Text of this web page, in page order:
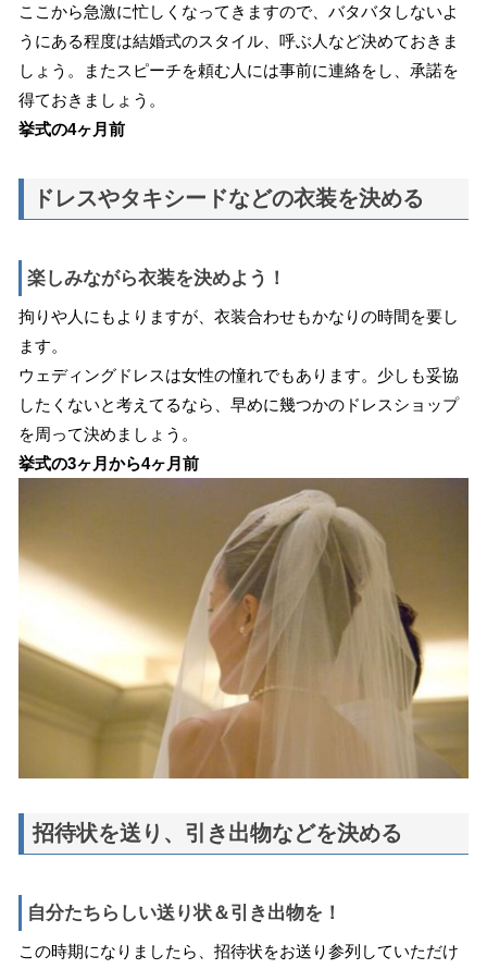
ここから急激に忙しくなってきますので、バタバタしないよ
うにある程度は結婚式のスタイル、呼ぶ人など決めておきま
しょう。またスピーチを頼む人には事前に連絡をし、承諾を
得ておきましょう。
挙式の4ヶ月前
ドレスやタキシードなどの衣装を決める
楽しみながら衣装を決めよう！
拘りや人にもよりますが、衣装合わせもかなりの時間を要し
ます。
ウェディングドレスは女性の憧れでもあります。少しも妥協
したくないと考えてるなら、早めに幾つかのドレスショップ
を周って決めましょう。
挙式の3ヶ月から4ヶ月前
招待状を送り、引き出物などを決める
自分たちらしい送り状＆引き出物を！
この時期になりましたら、招待状をお送り参列していただけ